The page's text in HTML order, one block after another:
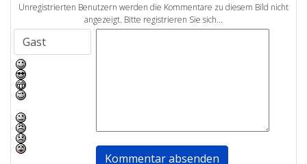
Unregistrierten Benutzern werden die Kommentare zu diesem Bild nicht
angezeigt. Bitte registrieren Sie sich...